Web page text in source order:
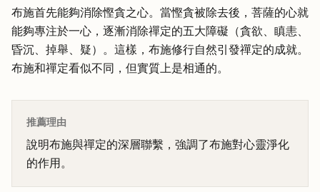
布施首先能夠消除慳貪之心。當慳貪被除去後，菩薩的心就
能夠專注於一心，逐漸消除禪定的五大障礙（貪欲、瞋恚、
昏沉、掉舉、疑）。這樣，布施修行自然引發禪定的成就。
布施和禪定看似不同，但實質上是相通的。
推薦理由
說明布施與禪定的深層聯繫，強調了布施對心靈淨化
的作用。